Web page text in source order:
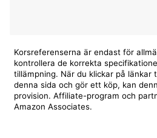
Korsreferenserna är endast för
kontrollera de korrekta
tillämpning. När du klickar på länkar
denna sida och gör ett köp, kan
provision. Affiliate-program och
Amazon Associates.